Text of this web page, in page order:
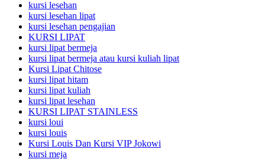
kursi lesehan
kursi lesehan lipat
kursi lesehan pengajian
KURSI LIPAT
kursi lipat bermeja
kursi lipat bermeja atau kursi kuliah lipat
Kursi Lipat Chitose
kursi lipat hitam
kursi lipat kuliah
kursi lipat lesehan
KURSI LIPAT STAINLESS
kursi loui
kursi louis
Kursi Louis Dan Kursi VIP Jokowi
kursi meja